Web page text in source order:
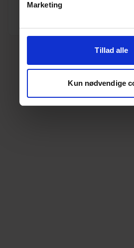
Marketing
Tillad alle
Kun nødvendige
Se produkt